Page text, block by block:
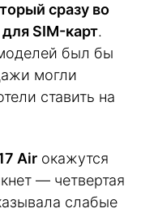
сразу во
SIM-карт.
был бы
могли
ставить на
Air окажутся
— четвертая
слабые